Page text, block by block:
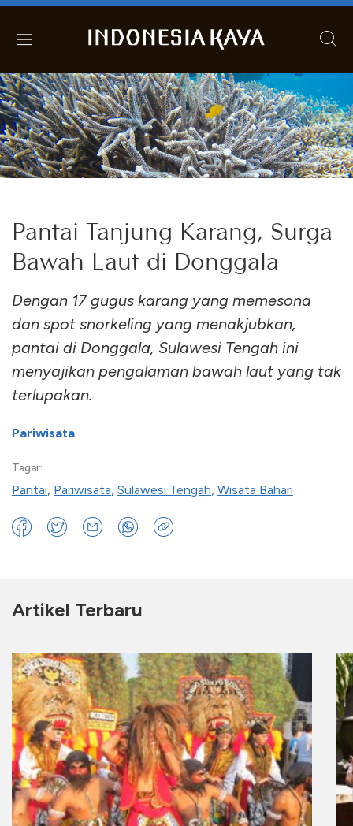
Pantai Tanjung Karang, Surga
Bawah Laut di Donggala
Dengan 17 gugus karang yang memesona
dan spot snorkeling yang menakjubkan,
pantai di Donggala, Sulawesi Tengah ini
menyajikan pengalaman bawah laut yang tak
terlupakan.
Pariwisata
Tagar:
Pantai, Pariwisata, Sulawesi Tengah, Wisata Bahari
Artikel Terbaru